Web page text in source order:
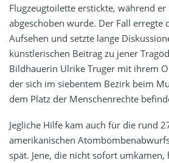
Flugzeugtoilette erstickte, während
abgeschoben wurde. Der Fall erregte
Aufsehen und setzte lange
künstlerischen Beitrag zu jener
Bildhauerin Ulrike Truger mit ihrem
der sich im siebentem Bezirk beim
dem Platz der Menschenrechte
Jegliche Hilfe kam auch für die rund
amerikanischen
spät. Jene, die nicht sofort umkamen,